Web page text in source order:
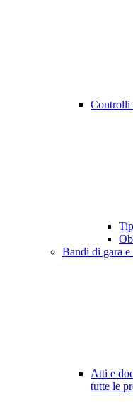
Controlli
Bandi di gara e
Atti e
tutte le